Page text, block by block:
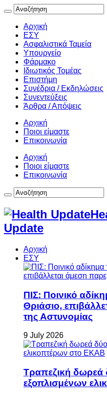
Αρχική
ΕΣΥ
Ασφαλιστικά Ταμεία
Υπουργείο
Φάρμακο
Ιδιωτικός Τομέας
Επιστήμη
Συνέδρια / Εκδηλώσεις
Συνεντεύξεις
Άρθρα / Απόψεις
Αρχική
Ποιοι είμαστε
Επικοινωνία
Αρχική
Ποιοι είμαστε
Επικοινωνία
Update
Αρχική
ΕΣΥ
ΠΙΣ: Ποινικό
Θριάσιο,
της Αστυνομίας
9 July 2026
Τραπεζική
εξοπλισμένων